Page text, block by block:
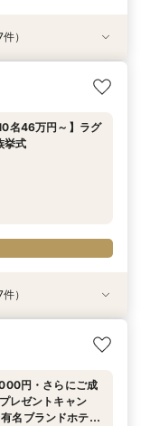
応援！】マタニティ
人数会食検討の方必
で叶える高コスパ
会場
絶賛♪☆リゾート挙
会☆
見学付き相談会♪ブ
】
を挙げよう☆平日挙
円・さらにご成
レゼントキャン
結】
）
名46万円～】ラグ
挙式
応援！】マタニティ
人数会食検討の方必
で叶える高コスパ
会場
絶賛♪☆リゾート挙
会☆
見学付き相談会♪ブ
】
*10名46万円】家
ャペル
円・さらにご成
レゼントキャン
結】
）
円・さらにご成
レゼントキャン
名ブランドホテ